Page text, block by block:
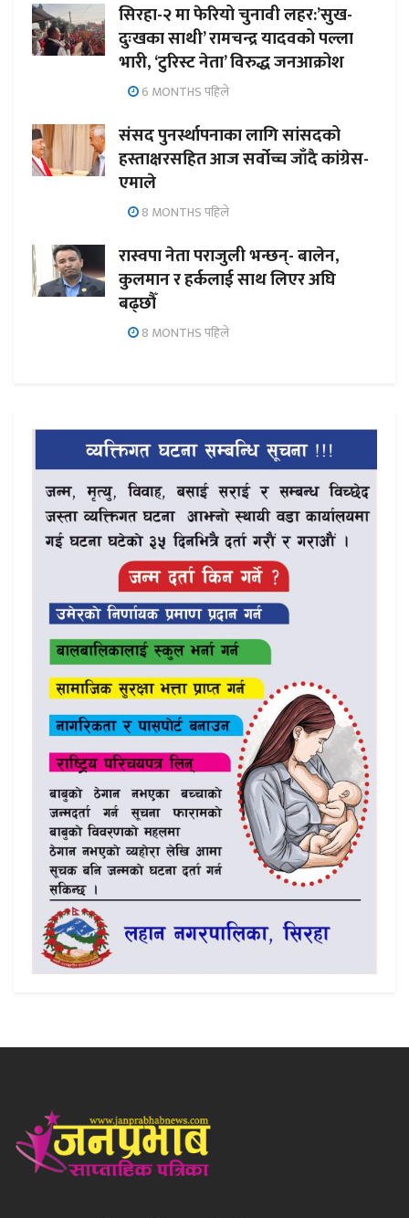
सिरहा-२ मा फेरियो चुनावी लहर:’सुख-
दुःखका साथी’ रामचन्द्र यादवको पल्ला
भारी, ‘टुरिस्ट नेता’ विरुद्ध जनआक्रोश
6 MONTHS पहिले
संसद पुनर्स्थापनाका लागि सांसदको
हस्ताक्षरसहित आज सर्वोच्च जाँदै कांग्रेस-
एमाले
8 MONTHS पहिले
रास्वपा नेता पराजुली भन्छन्- बालेन,
कुलमान र हर्कलाई साथ लिएर अघि
बढ्छौँ
8 MONTHS पहिले